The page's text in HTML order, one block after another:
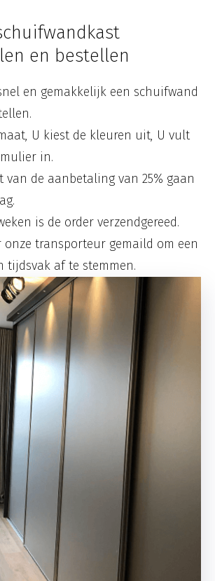
en bestellen
en gemakkelijk een schuifwand
U kiest de kleuren uit, U vult
in.
van de aanbetaling van 25% gaan
is de order verzendgereed.
onze transporteur gemaild om een
tijdsvak af te stemmen.